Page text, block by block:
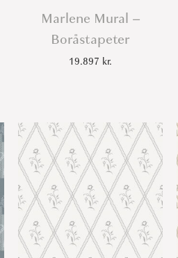
Marlene Mural –
Boråstapeter
19.897 kr.